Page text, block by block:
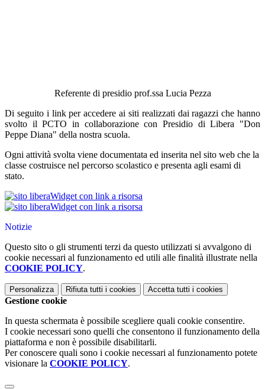
Referente di presidio prof.ssa Lucia Pezza
Di seguito i link per accedere ai siti realizzati dai ragazzi che hanno
svolto il PCTO in collaborazione con Presidio di Libera "Don
Peppe Diana" della nostra scuola.
Ogni attività svolta viene documentata ed inserita nel sito web che la
classe costruisce nel percorso scolastico e presenta agli esami di
stato.
Widget con link a risorsa
Widget con link a risorsa
Notizie
Questo sito o gli strumenti terzi da questo utilizzati si avvalgono di
cookie necessari al funzionamento ed utili alle finalità illustrate nella
COOKIE POLICY.
Personalizza Rifiuta tutti i cookies Accetta tutti i cookies
Gestione cookie
In questa schermata è possibile scegliere quali cookie consentire.
I cookie necessari sono quelli che consentono il funzionamento della
piattaforma e non è possibile disabilitarli.
Per conoscere quali sono i cookie necessari al funzionamento potete
visionare la COOKIE POLICY.